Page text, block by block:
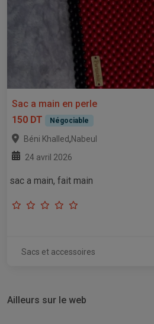
Sac a main en perle
150 DT
Négociable
Béni Khalled,Nabeul
24 avril 2026
sac a main, fait main
Sacs et accessoires
Ailleurs sur le web